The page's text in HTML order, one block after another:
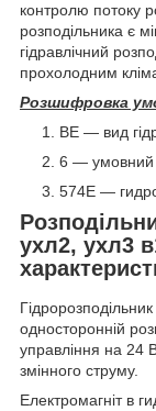
контролю потоку
розподільника є
гідравлічний
прохолодним
Розшифровка
ВЕ — вид
6 — умовний
574Е —
ухл2, ухл3
односторонній
управління на 24
змінного струму.
Електромагніт в